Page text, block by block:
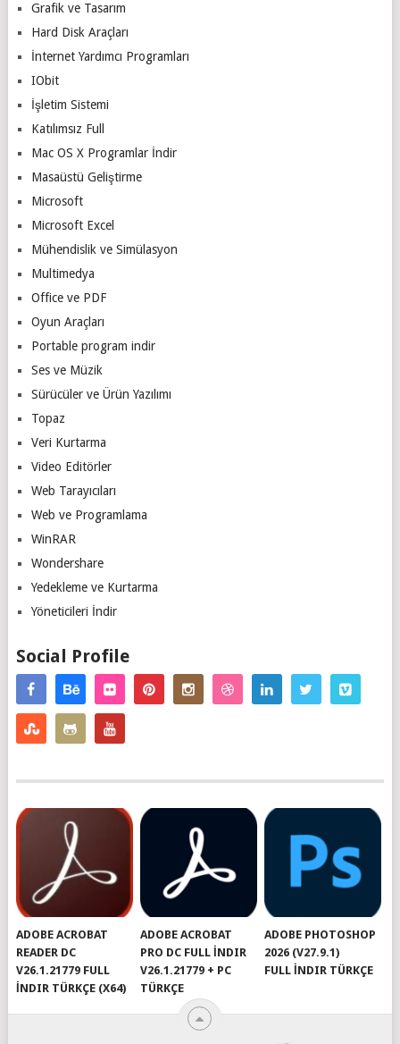
Grafik ve Tasarım
Hard Disk Araçları
İnternet Yardımcı Programları
IObit
İşletim Sistemi
Katılımsız Full
Mac OS X Programlar İndir
Masaüstü Geliştirme
Microsoft
Microsoft Excel
Mühendislik ve Simülasyon
Multimedya
Office ve PDF
Oyun Araçları
Portable program indir
Ses ve Müzik
Sürücüler ve Ürün Yazılımı
Topaz
Veri Kurtarma
Video Editörler
Web Tarayıcıları
Web ve Programlama
WinRAR
Wondershare
Yedekleme ve Kurtarma
Yöneticileri İndir
Social Profile
ADOBE ACROBAT
READER DC
V26.1.21779 FULL
İNDIR TÜRKÇE (X64)
ADOBE ACROBAT
PRO DC FULL İNDIR
V26.1.21779 + PC
TÜRKÇE
ADOBE PHOTOSHOP
2026 (V27.9.1)
FULL İNDIR TÜRKÇE